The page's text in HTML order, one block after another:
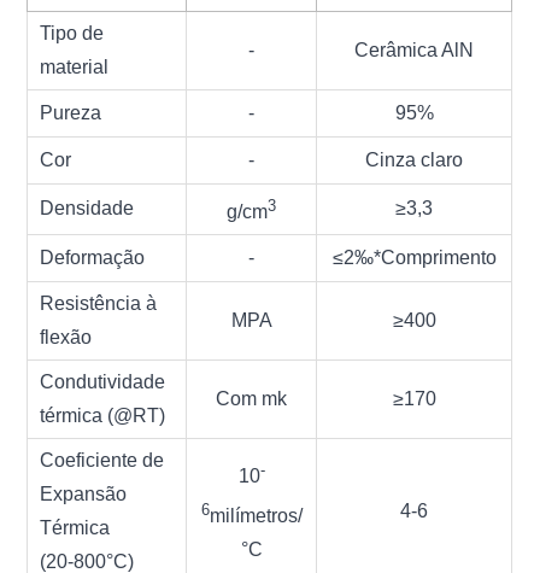
Tipo de
material
- Cerâmica AlN
Pureza - 95%
Cor - Cinza claro
Densidade g/cm3 ≥3,3
Deformação - ≤2‰*Comprimento
Resistência à
flexão
MPA ≥400
Condutividade
térmica (@RT)
Com mk ≥170
Coeficiente de
Expansão
Térmica
(20-800°C)
10-
6milímetros/
°C
4-6